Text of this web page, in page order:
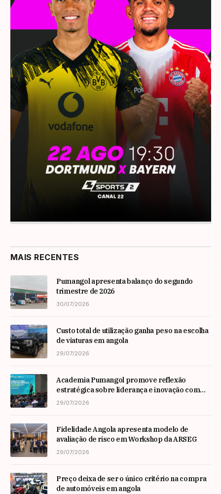
MAIS RECENTES
Pumangol apresenta balanço do segundo
trimestre de 2026
30/07/2026
Custo total de utilização ganha peso na escolha
de viaturas em angola
29/07/2026
Academia Pumangol promove reflexão
estratégica sobre liderança e inovação com
especialista internacional Nadim Habib
29/07/2026
Fidelidade Angola apresenta modelo de
avaliação de risco em Workshop da ARSEG
29/07/2026
Preço deixa de ser o único critério na compra
de automóveis em angola